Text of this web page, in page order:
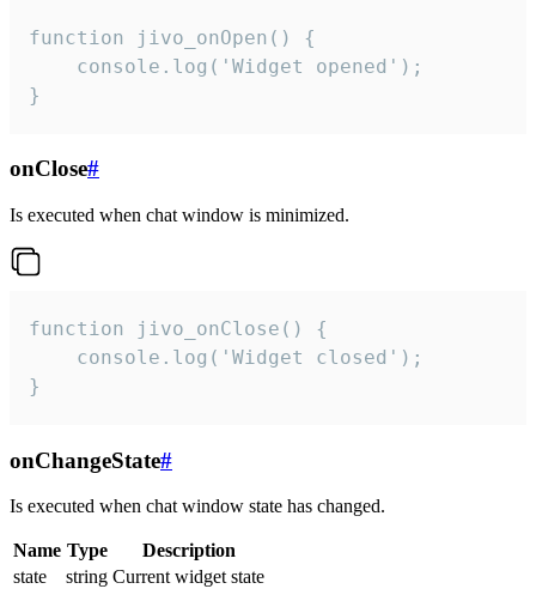
function jivo_onOpen() {
    console.log('Widget opened');
}
onClose#
Is executed when chat window is minimized.
function jivo_onClose() {
    console.log('Widget closed');
}
onChangeState#
Is executed when chat window state has changed.
Name Type
Description
state
string Current widget state